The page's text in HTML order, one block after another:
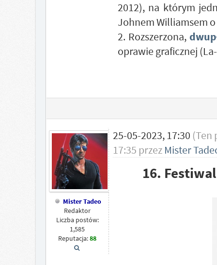
2012), na którym
Johnem Williamsem o
2. Rozszerzona,
oprawie graficznej
Mister Tadeo
Redaktor
Liczba postów:
1,585
Reputacja:88
25-05-2023, 17:30 (Ten
17:35 przez Mister
16.